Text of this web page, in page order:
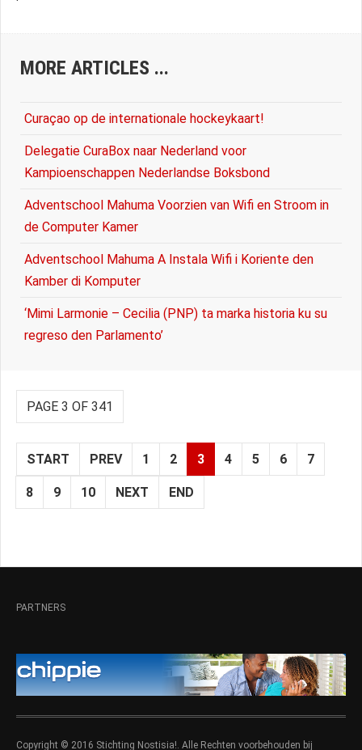
MORE ARTICLES ...
Curaçao op de internationale hockeykaart!
Delegatie CuraBox naar Nederland voor
Kampioenschappen Nederlandse Boksbond
Adventschool Mahuma Voorzien van Wifi en Stroom in
de Computer Kamer
Adventschool Mahuma A Instala Wifi i Koriente den
Kamber di Komputer
‘Mimi Larmonie – Cecilia (PNP) ta marka historia ku su
regreso den Parlamento’
PAGE 3 OF 341
START PREV 1 2 3 4 5 6 7
8 9 10 NEXT END
PARTNERS
Copyright © 2016 Stichting Nostisia!. Alle Rechten voorbehouden bij